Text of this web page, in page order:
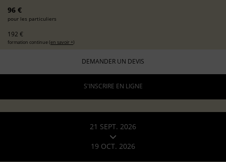
96 €
pour les particuliers
192 €
formation continue (en savoir +)
DEMANDER UN DEVIS
S'INSCRIRE EN LIGNE
21 SEPT. 2026
19 OCT. 2026